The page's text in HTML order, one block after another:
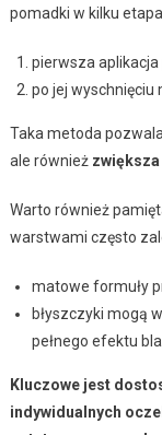
pomadki w kilku
pierwsza aplikacja
po jej wyschnięciu
Taka metoda
ale również
Warto również
warstwami często
matowe formuły
błyszczyki mogą
pełnego efektu
Kluczowe jest
indywidualnych